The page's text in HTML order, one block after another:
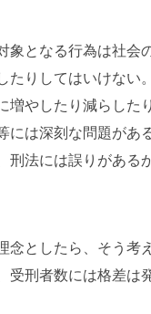
象となる行為は社会
たりしてはいけない
増やしたり減らした
には深刻な問題があ
刑法には誤りがある
念としたら、そう
受刑者数には格差は